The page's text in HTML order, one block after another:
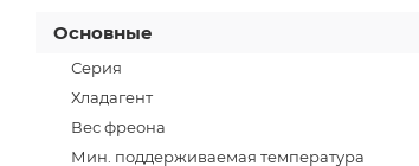
Основные
Серия
Хладагент
Вес фреона
Мин. поддерживаемая температура